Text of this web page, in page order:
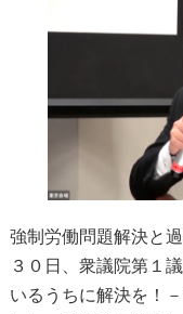
強制労働問題解決と
３０日、衆議院第１
いるうちに解決を！